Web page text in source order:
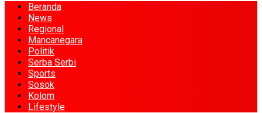
Beranda
News
Regional
Mancanegara
Politik
Serba Serbi
Sports
Sosok
Kolom
Lifestyle